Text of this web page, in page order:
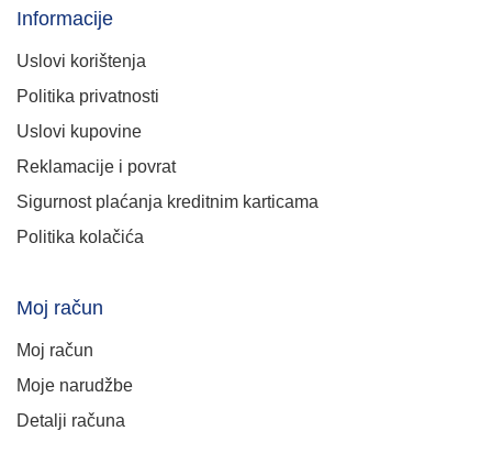
Informacije
Uslovi korištenja
Politika privatnosti
Uslovi kupovine
Reklamacije i povrat
Sigurnost plaćanja kreditnim karticama
Politika kolačića
Moj račun
Moj račun
Moje narudžbe
Detalji računa